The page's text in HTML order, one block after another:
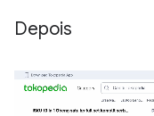
Depois